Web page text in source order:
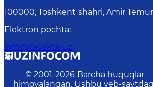
100000, Toshkent shahri, Amir
Elektron pochta:
info@davaktiv.uz
© 2001-2026 Barcha huquqlar
himoyalangan. Ushbu veb-